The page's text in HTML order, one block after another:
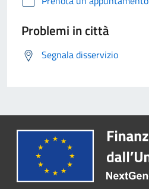
Problemi in città
Segnala disservizio